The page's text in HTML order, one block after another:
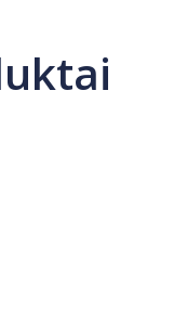
500,00 €